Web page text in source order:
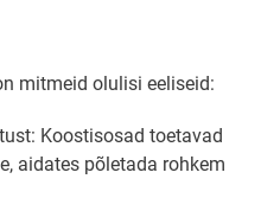
mitmeid olulisi eeliseid:
Koostisosad toetavad
aidates põletada rohkem